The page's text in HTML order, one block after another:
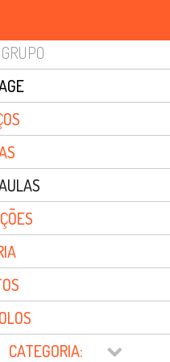
CÁVADO
CATEGORIA: